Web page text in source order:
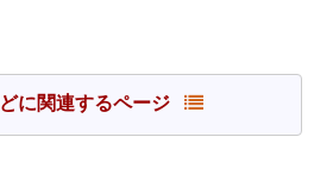
に関連するページ